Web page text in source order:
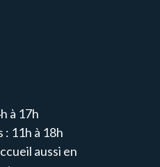
à 17h
: 11h à 18h
aussi en